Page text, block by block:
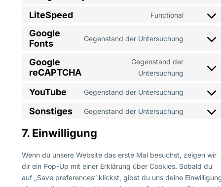
LiteSpeed Functional
Google
Fonts
Gegenstand der Untersuchung
Google
reCAPTCHA
Gegenstand der
Untersuchung
YouTube Gegenstand der Untersuchung
Sonstiges Gegenstand der Untersuchung
7. Einwilligung
Wenn du unsere Website das erste Mal besuchst, zeigen wir
dir ein Pop-Up mit einer Erklärung über Cookies. Sobald du
auf „Save preferences“ klickst, gibst du uns deine